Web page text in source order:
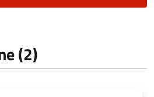
(2)